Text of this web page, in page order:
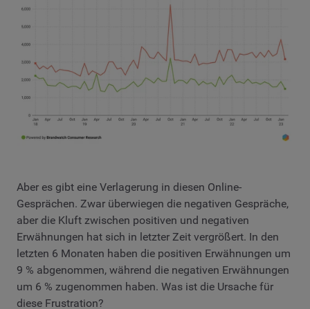
Aber es gibt eine Verlagerung in diesen Online-
Gesprächen. Zwar überwiegen die negativen Gespräche,
aber die Kluft zwischen positiven und negativen
Erwähnungen hat sich in letzter Zeit vergrößert. In den
letzten 6 Monaten haben die positiven Erwähnungen um
9 % abgenommen, während die negativen Erwähnungen
um 6 % zugenommen haben. Was ist die Ursache für
diese Frustration?